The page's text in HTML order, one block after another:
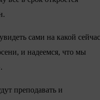
сами на какой сейчас
и надеемся, что мы
преподавать и